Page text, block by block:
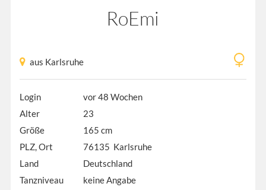
RoEmi
aus Karlsruhe
Login
vor 48 Wochen
Alter
23
Größe
165 cm
PLZ, Ort
76135 Karlsruhe
Land
Deutschland
Tanzniveau
keine Angabe